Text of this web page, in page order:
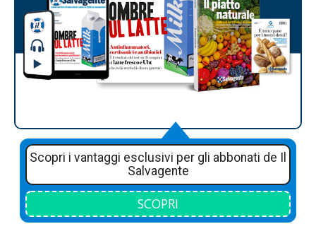
Scopri i vantaggi esclusivi per gli abbonati de Il
Salvagente
SCOPRI